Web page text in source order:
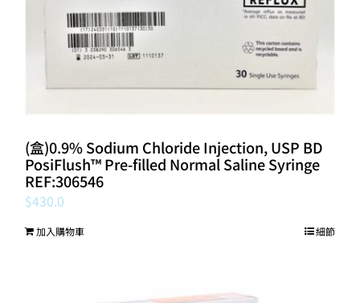
(盒)0.9% Sodium Chloride Injection, USP BD
PosiFlush™ Pre-filled Normal Saline Syringe
REF:306546
$430.0
加入購物車 細節